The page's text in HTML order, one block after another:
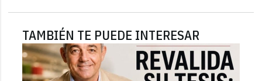
TAMBIÉN TE PUEDE INTERESAR